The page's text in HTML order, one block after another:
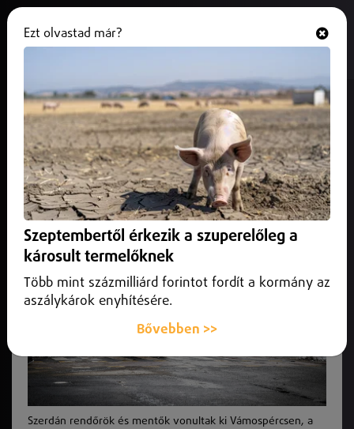
Holttestet találtak Vámospércsen
2026. január 23.Hajdú-Bihar vármegye
Szerdán rendőrök és mentők vonultak ki Vámospércsen, a
Debreceni utcába.
Szerdán rendőrök és mentők vonultak ki Vámospércsen, a
Ezt olvastad már?
Szeptembertől érkezik a szuperelőleg a
károsult termelőknek
Több mint százmilliárd forintot fordít a kormány az
aszálykárok enyhítésére.
Bővebben >>